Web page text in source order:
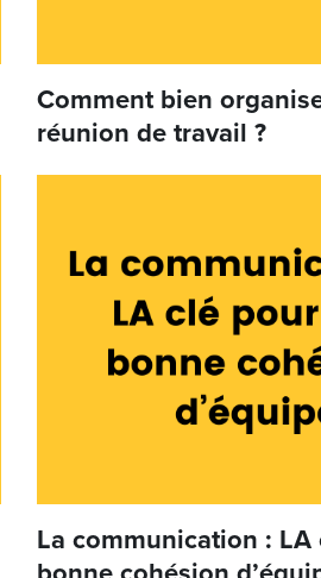
Comment bien
réunion de travail ?
La communication :